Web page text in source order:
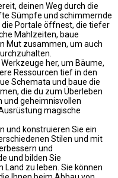
deinen Weg durch die
Sümpfe und schimmernde
die Portale öffnest, die tiefer
Mahlzeiten, baue
Mut zusammen, um auch
her, um Bäume,
Ressourcen tief in den
Schemata und baue die
die du zum Überleben
und geheimnisvollen
magische
und konstruieren Sie ein
Stilen und mit
und
und bilden Sie
zu leben. Sie können